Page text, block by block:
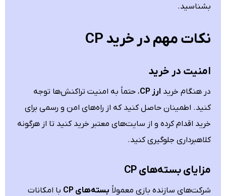
بشناسید.
نکات مهم در خرید CP
امنیت در خرید
در هنگام خرید ارز CP
، حتماً به امنیت تراکنش‌ها توجه
کنید. اطمینان حاصل کنید که از راه‌های امن و رسمی برای
خرید اقدام کرده و از سایت‌های معتبر خرید کنید تا از هرگونه
کلاهبرداری جلوگیری کنید.
مزایای بسته‌های CP
شرکت‌های سازنده بازی معمولاً بسته‌های CP
با امکانات